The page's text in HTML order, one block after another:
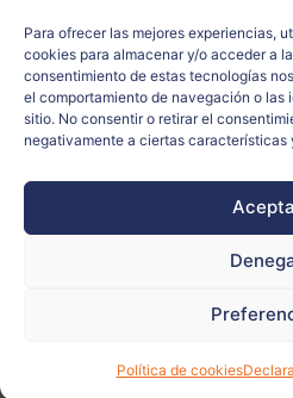
Para ofrecer las mejores experiencias,
cookies para almacenar y/o acceder a
consentimiento de estas tecnologías
el comportamiento de navegación o
sitio. No consentir o retirar el
negativamente a ciertas características
Política de cookies
Relacionado
con:
Docente: Silvia Quarta
más
ANTERIOR